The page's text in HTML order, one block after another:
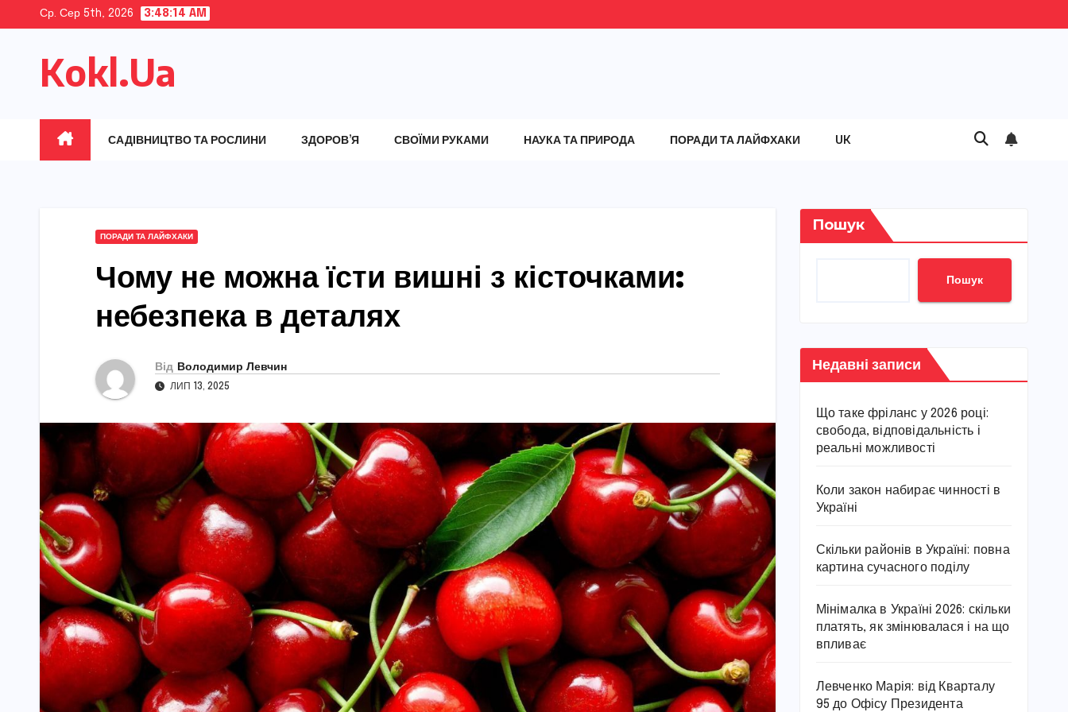
content
Ср. Сер 5th, 2026 3:48:16 AM
Kokl.Ua
САДІВНИЦТВО ТА РОСЛИНИ ЗДОРОВ’Я СВОЇМИ РУКАМИ НАУКА ТА ПРИРОДА ПОРАДИ ТА ЛАЙФХАКИ UK
ПОРАДИ ТА ЛАЙФХАКИ
Чому не можна їсти вишні з кісточками:
небезпека в деталях
Від Володимир Левчин
ЛИП 13, 2025
Пошук
Пошук
Недавні записи
Що таке фріланс у 2026 році:
свобода, відповідальність і
реальні можливості
Коли закон набирає чинності в
Україні
Скільки районів в Україні: повна
картина сучасного поділу
Мінімалка в Україні 2026: скільки
платять, як змінювалася і на що
впливає
Левченко Марія: від Кварталу
95 до Офісу Президента